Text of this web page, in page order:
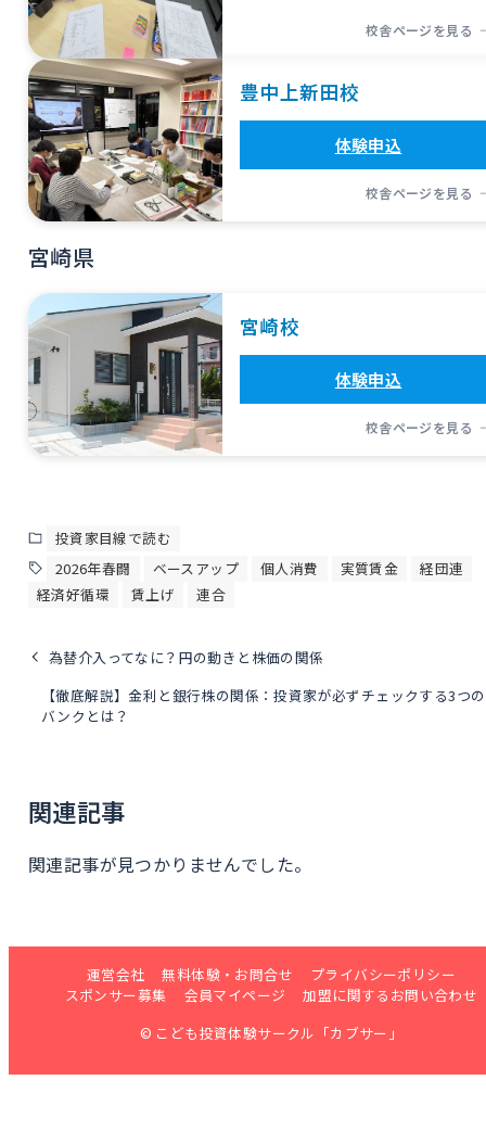
校舎ページを見る
豊中上新田校
体験申込
校舎ページを見る
宮崎県
宮崎校
体験申込
校舎ページを見る
投資家目線で読む
2026年春闘
ベースアップ 個人消費 実質賃金
経団連
経済好循環
賃上げ 連合
為替介入ってなに？円の動きと株価の関係
【徹底解説】金利と銀行株の関係：投資家が必ずチェックする3つ
バンクとは？
関連記事
関連記事が見つかりませんでした。
運営会社 無料体験・お問合せ
プライバシーポリシー
スポンサー募集
会員マイページ
加盟に関するお問い合わせ
© こども投資体験サークル「カブサー」